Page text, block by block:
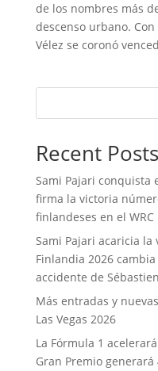
de los nombres más
descenso urbano.
Vélez se coronó
Recent Posts
Sami Pajari conquista
firma la victoria
finlandeses en el WRC
Sami Pajari acaricia la
Finlandia 2026
accidente de
Más entradas y
Las Vegas 2026
La Fórmula 1
Gran Premio